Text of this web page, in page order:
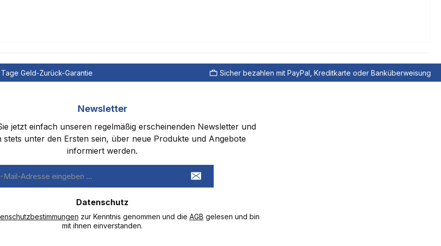
Tage Geld-Zurück-Garantie Sicher bezahlen mit PayPal, Kreditkarte oder Banküberweisung
Newsletter
jetzt einfach unseren regelmäßig erscheinenden Newsletter und
stets unter den Ersten sein, über neue Produkte und Angebote
informiert werden.
Datenschutz
zur Kenntnis genommen und die AGB gelesen und bin
mit ihnen einverstanden.